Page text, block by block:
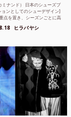
ミナンド） 日本のシューズブ
ンとしてのシューデザイン]
点を置き、シーズンごとに高
ヒラバヤシ